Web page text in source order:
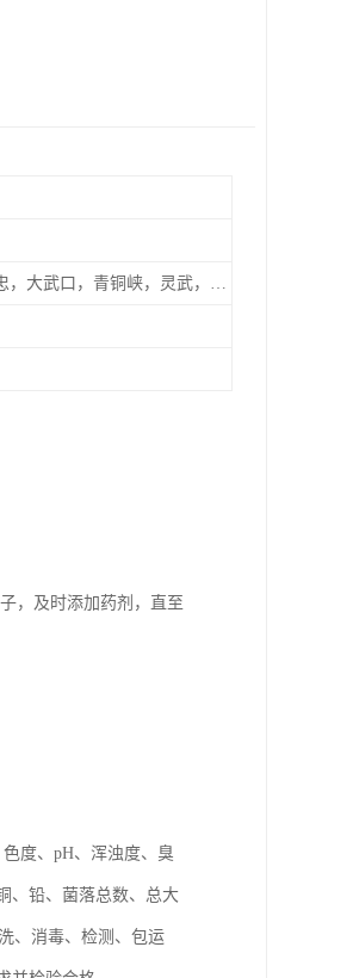
宁夏，银川，吴忠，大武口，青铜峡，灵武，兰州，左旗
，及时添加药剂，直至
度、pH、浑浊度、臭
、铅、菌落总数、总大
、消毒、检测、包运